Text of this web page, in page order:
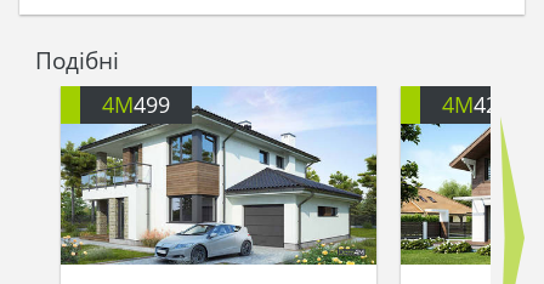
руках - моє серце і ключі від будинку. Так, тут
достатньо місця, щоб поставити в вазони все
квіти, подаровані тобі після концерту. Будинок
буде пахнути трояндами і парфумом. Але, хоч як
на мене був гарний мій будинок, без тебе він
порожній. Одне твоє слово - і я відвезу тебе до
себе, до нас. назавжди »
Подібні
4M499 4M426